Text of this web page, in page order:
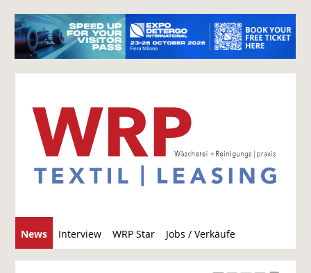
News Interview WRP Star Jobs / Verkäufe
u
c